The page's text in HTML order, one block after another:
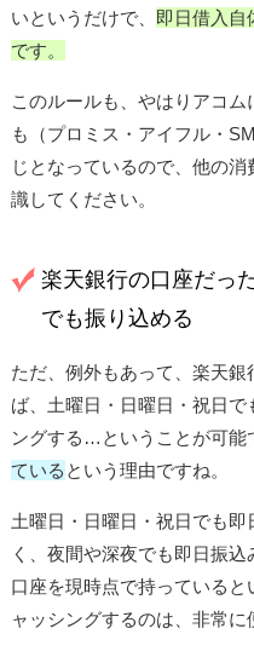
いというだけで、 即日借入自
です。
このルールも、やはりアコ
も（プロミス・アイフル・
じとなっているので、他の
識してください。
楽天銀行の口座だっ
でも振り込める
ただ、例外もあって、楽天
ば、土曜日・日曜日・祝日
ングする…ということが可能
ている という理由ですね。
土曜日・日曜日・祝日でも
く、夜間や深夜でも即日振
口座を現時点で持っている
ャッシングするのは、非常に